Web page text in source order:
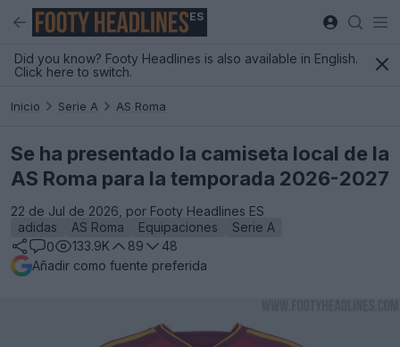
ES
Did you know? Footy Headlines is also available in English.
Click here to switch.
Inicio Serie A AS Roma
Se ha presentado la camiseta local de la
AS Roma para la temporada 2026-2027
22 de Jul de 2026, por Footy Headlines ES
adidas
AS Roma Equipaciones
Serie A
0
133.9K 89
48
Añadir como fuente preferida